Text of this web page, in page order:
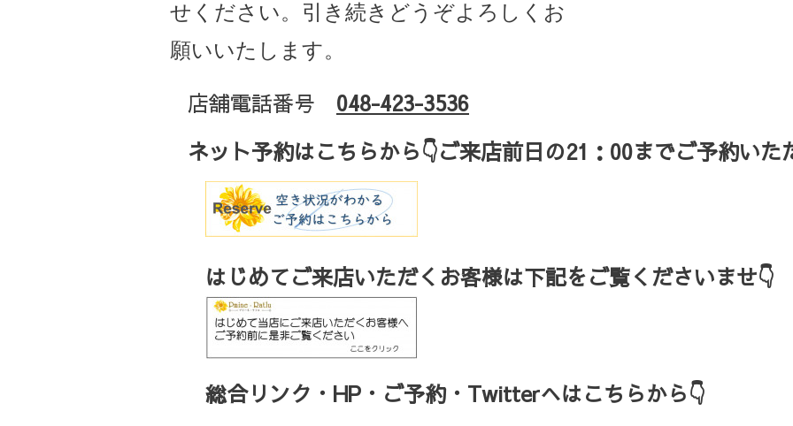
せください。引き続きどうぞよろしくお
願いいたします。
店舗電話番号 048-423-3536
ネット予約はこちらから👇ご来店前日の21 ： 00までご予約いた
はじめてご来店いただくお客様は下記をご覧くださいませ👇
総合リンク・HP・ご予約・Twitterへはこちらから👇